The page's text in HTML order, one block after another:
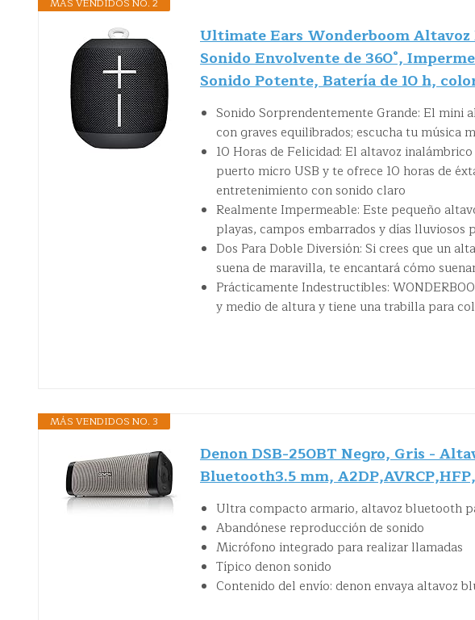
MÁS VENDIDOS NO. 2
Ultimate Ears Wonderboom
Sonido Envolvente de 360°,
Sonido Potente, Batería de 10 h,
Sonido Sorprendentemente Grande: El
con graves equilibrados; escucha tu música
10 Horas de Felicidad: El altavoz
puerto micro USB y te ofrece 10 horas de
entretenimiento con sonido claro
Realmente Impermeable: Este pequeño
playas, campos embarrados y días
Dos Para Doble Diversión: Si crees que un
suena de maravilla, te encantará cómo
Prácticamente Indestructibles:
y medio de altura y tiene una trabilla para
MÁS VENDIDOS NO. 3
Denon DSB-250BT Negro, Gris -
Bluetooth3.5 mm,
Ultra compacto armario, altavoz bluetooth
Abandónese reproducción de sonido
Micrófono integrado para realizar llamadas
Típico denon sonido
Contenido del envío: denon envaya altavoz